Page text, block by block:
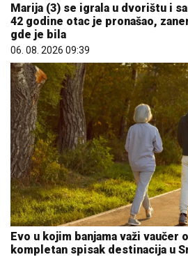
Marija (3) se igrala u dvorištu i
42 godine otac je pronašao,
gde je bila
06. 08. 2026 09:39
Evo u kojim banjama važi vaučer
kompletan spisak destinacija u